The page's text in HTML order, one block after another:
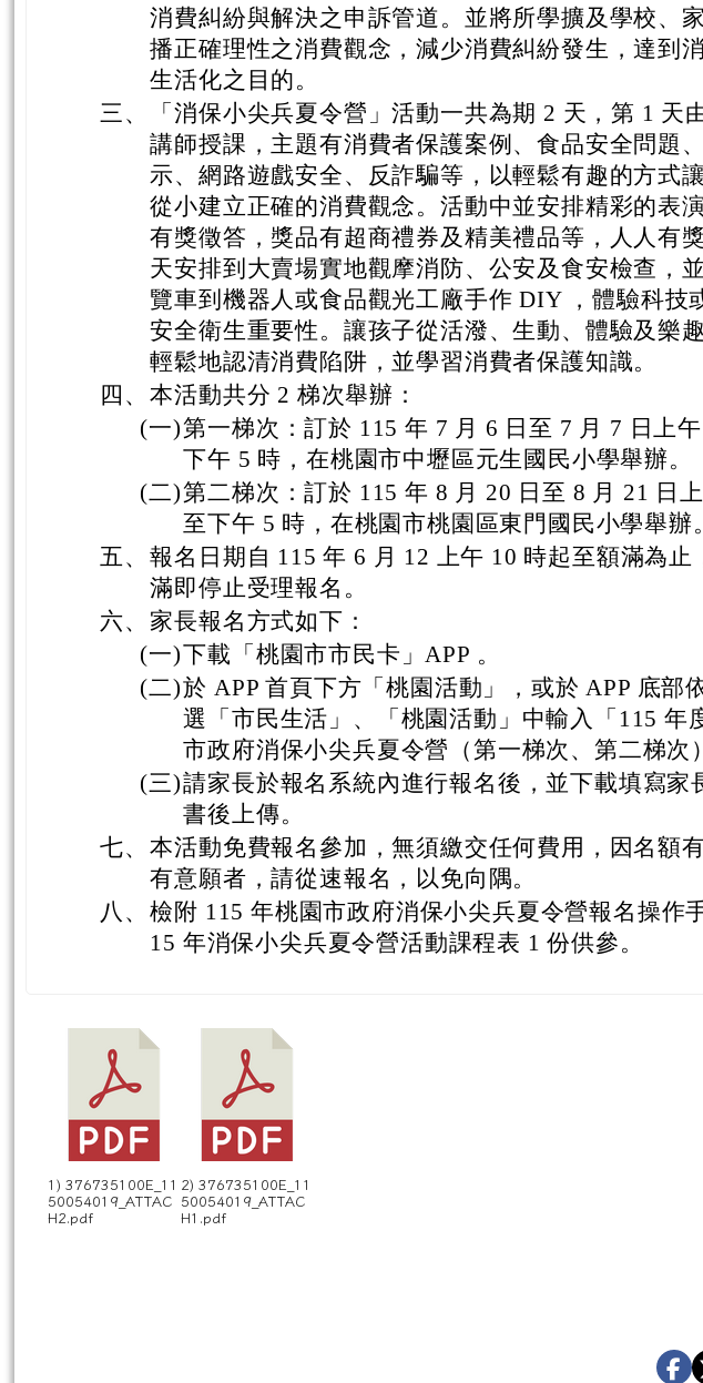
消費糾紛與解決之申訴管道。並將所學擴及學校、
播正確理性之消費觀念，減少消費糾紛發生，達到
生活化之目的。
三、
「消保小尖兵夏令營」活動一共為期 2 天，第 1 天
講師授課，主題有消費者保護案例、食品安全問題
示、網路遊戲安全、反詐騙等，以輕鬆有趣的方式
從小建立正確的消費觀念。活動中並安排精彩的表
有獎徵答，獎品有超商禮券及精美禮品等，人人有
天安排到大賣場實地觀摩消防、公安及食安檢查，
覽車到機器人或食品觀光工廠手作 DIY ，體驗科技
安全衛生重要性。讓孩子從活潑、生動、體驗及樂趣
輕鬆地認清消費陷阱，並學習消費者保護知識。
四、 本活動共分 2 梯次舉辦：
(一)第一梯次：訂於 115 年 7 月 6 日至 7 月 7 日上
下午 5 時，在桃園市中壢區元生國民小學舉辦。
(二)第二梯次：訂於 115 年 8 月 20 日至 8 月 21 日
至下午 5 時，在桃園市桃園區東門國民小學舉辦。
五、 報名日期自 115 年 6 月 12 上午 10 時起至額滿為止
滿即停止受理報名。
六、
家長報名方式如下：
(一)下載「桃園市市民卡」APP 。
(二)於 APP 首頁下方「桃園活動」，或於 APP 底部
選「市民生活」、「桃園活動」中輸入「115 年
市政府消保小尖兵夏令營（第一梯次、第二梯次
(三)請家長於報名系統內進行報名後，並下載填寫家
書後上傳。
七、 本活動免費報名參加，無須繳交任何費用，因名額
有意願者，請從速報名，以免向隅。
八、 檢附 115 年桃園市政府消保小尖兵夏令營報名操作
15 年消保小尖兵夏令營活動課程表 1 份供參。
1) 376735100E_11
50054019_ATTAC
H2.pdf
2) 376735100E_11
50054019_ATTAC
H1.pdf